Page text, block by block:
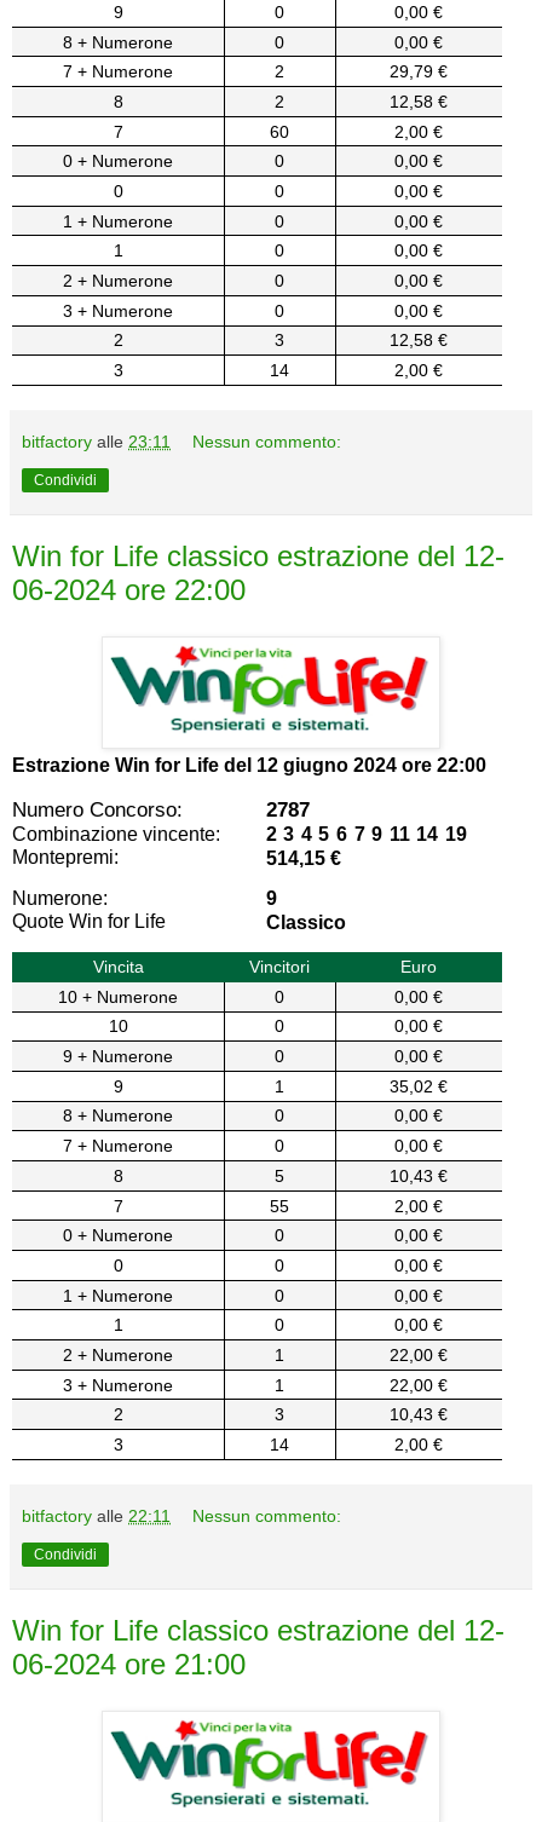
9
0
0,00 €
8 + Numerone
0
0,00 €
7 + Numerone
2
29,79 €
8
2
12,58 €
7
60
2,00 €
0 + Numerone
0
0,00 €
0
0
0,00 €
1 + Numerone
0
0,00 €
1
0
0,00 €
2 + Numerone
0
0,00 €
3 + Numerone
0
0,00 €
2
3
12,58 €
3
14 2,00 €
bitfactory alle 23:11 Nessun commento:
Condividi
Win for Life classico estrazione del 12-
06-2024 ore 22:00
Estrazione Win for Life del 12 giugno 2024 ore 22:00
Numero Concorso: 2787
Combinazione vincente:
2 3 4 5 6 7 9 11 14 19
Montepremi:
514,15 €
Numerone:
9
Quote Win for Life
Classico
Vincita Vincitori
Euro
10 + Numerone
0
0,00 €
10
0
0,00 €
9 + Numerone
0
0,00 €
9
1
35,02 €
8 + Numerone
0
0,00 €
7 + Numerone
0
0,00 €
8
5
10,43 €
7
55
2,00 €
0 + Numerone
0
0,00 €
0
0
0,00 €
1 + Numerone
0
0,00 €
1
0
0,00 €
2 + Numerone
1
22,00 €
3 + Numerone
1
22,00 €
2
3
10,43 €
3
14 2,00 €
bitfactory alle 22:11 Nessun commento:
Condividi
Win for Life classico estrazione del 12-
06-2024 ore 21:00